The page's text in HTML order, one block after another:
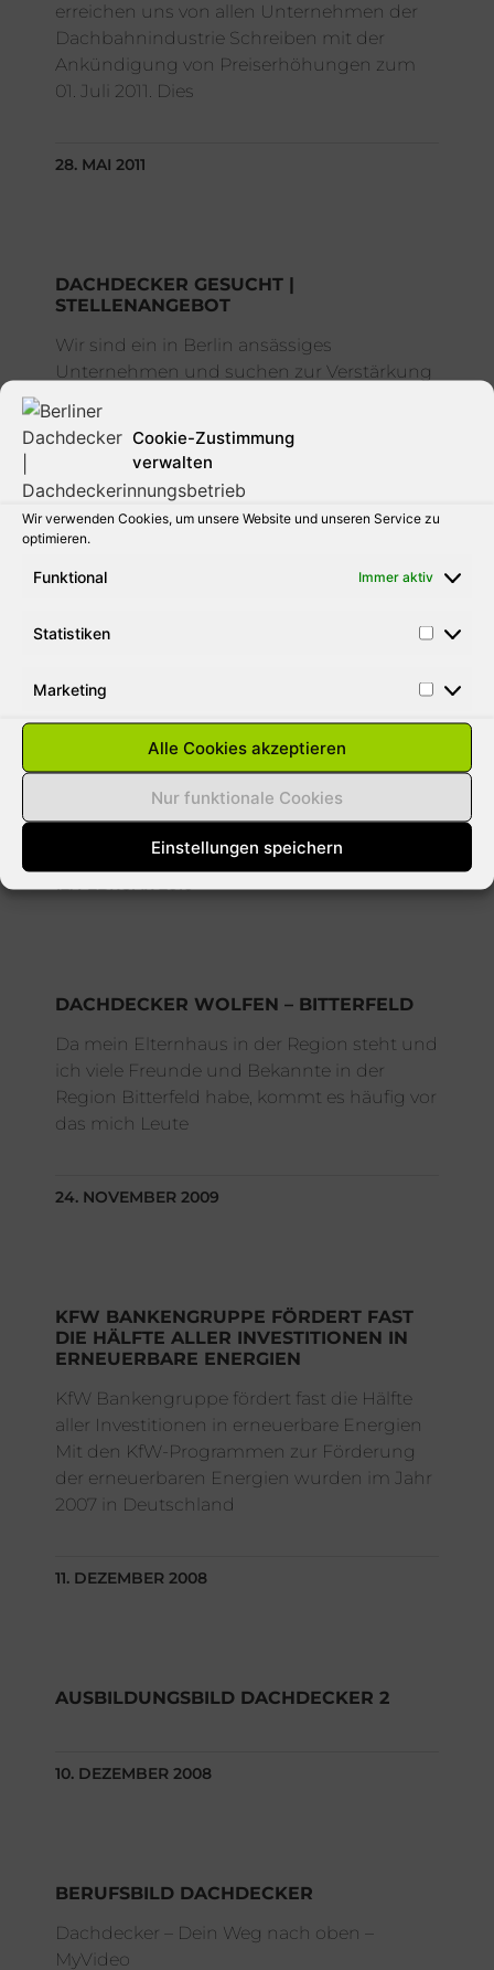
Cookie-Zustimmung
verwalten
Wir verwenden Cookies, um unsere Website und unseren Service zu
optimieren.
Funktional Immer aktiv
Statistiken
Marketing
Alle Cookies akzeptieren
Nur funktionale Cookies
Einstellungen speichern
erreichen uns von allen Unternehmen der
Dachbahnindustrie Schreiben mit der
Ankündigung von Preiserhöhungen zum
01. Juli 2011. Dies
28. MAI 2011
DACHDECKER GESUCHT |
STELLENANGEBOT
Wir sind ein in Berlin ansässiges
Unternehmen und suchen zur Verstärkung
Dachdecker – Dach-, Wand- und
Abdichtungstechnik in Vollzeit.
31. AUGUST 2010
SCHNEELASTEN AUF DÄCHER
Aus gegebenen Anlass weisen wie darauf
hin das bei der momentanen Wetterlage
jeder Hausbesitzer für Schäden durch
meisten versicherungen
12. FEBRUAR 2010
DACHDECKER WOLFEN – BITTERFELD
Da mein Elternhaus in der Region steht und
ich viele Freunde und Bekannte in der
Region Bitterfeld habe, kommt es häufig vor
das mich Leute
24. NOVEMBER 2009
KFW BANKENGRUPPE FÖRDERT FAST
DIE HÄLFTE ALLER INVESTITIONEN IN
ERNEUERBARE ENERGIEN
KfW Bankengruppe fördert fast die Hälfte
aller Investitionen in erneuerbare Energien
Mit den KfW-Programmen zur Förderung
der erneuerbaren Energien wurden im Jahr
2007 in Deutschland
11. DEZEMBER 2008
AUSBILDUNGSBILD DACHDECKER 2
10. DEZEMBER 2008
BERUFSBILD DACHDECKER
Dachdecker – Dein Weg nach oben –
MyVideo